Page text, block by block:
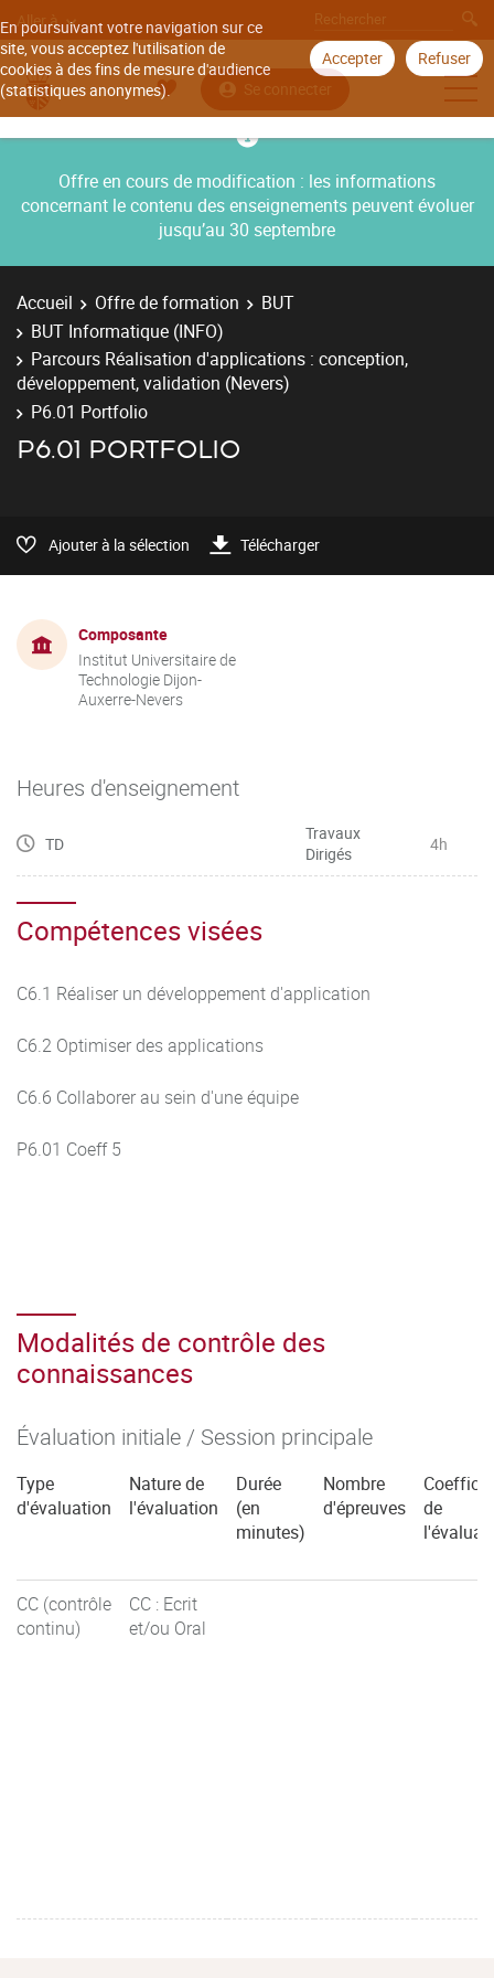
En poursuivant votre navigation sur ce
site, vous acceptez l'utilisation de
cookies à des fins de mesure d'audience
(statistiques anonymes).
Accepter Refuser
Aller à
Se connecter
Offre en cours de modification : les informations
concernant le contenu des enseignements peuvent évoluer
jusqu’au 30 septembre
Accueil Offre de formation
BUT
BUT Informatique (INFO)
Parcours Réalisation d'applications : conception,
développement, validation (Nevers)
P6.01 Portfolio
P6.01 PORTFOLIO
Ajouter à la sélection Télécharger
Composante
Institut Universitaire de
Technologie Dijon-
Auxerre-Nevers
Heures d'enseignement
TD
Travaux
Dirigés
4h
Compétences visées
C6.1 Réaliser un développement d'application
C6.2 Optimiser des applications
C6.6 Collaborer au sein d'une équipe
P6.01 Coeff 5
Modalités de contrôle des
connaissances
Évaluation initiale / Session principale
Type
d'évaluation
Nature de
l'évaluation
Durée
(en
minutes)
Nombre
d'épreuves
de
CC (contrôle
continu)
CC : Ecrit
et/ou Oral